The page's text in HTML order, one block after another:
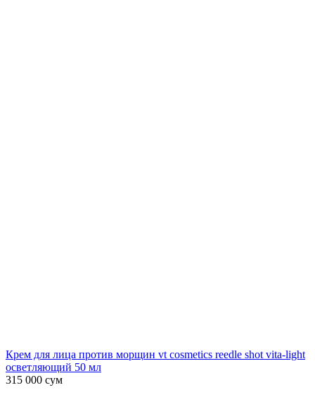
Крем для лица против морщин vt cosmetics reedle shot vita-light
осветляющий 50 мл
315 000 сум